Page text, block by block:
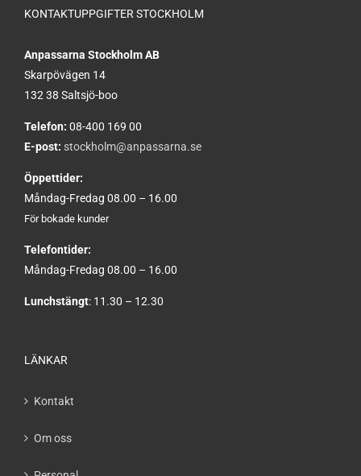
KONTAKTUPPGIFTER STOCKHOLM
Anpassarna Stockholm AB
Skarpövägen 14
132 38 Saltsjö-boo
Telefon: 08-400 169 00
E-post: stockholm@anpassarna.se
Öppettider:
Måndag-Fredag 08.00 – 16.00
För bokade kunder
Telefontider:
Måndag-Fredag 08.00 – 16.00
Lunchstängt: 11.30 – 12.30
LÄNKAR
Kontakt
Om oss